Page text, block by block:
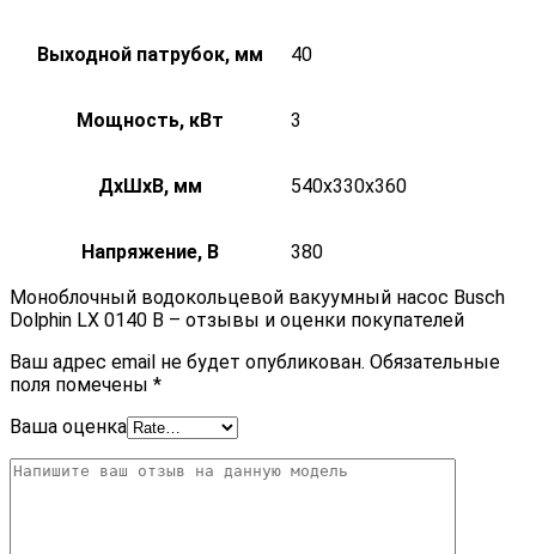
Выходной патрубок, мм 40
Мощность, кВт 3
ДxШxВ, мм 540x330x360
Напряжение, В
380
Моноблочный водокольцевой вакуумный насос Busch
Dolphin LX 0140 B – отзывы и оценки покупателей
Ваш адрес email не будет опубликован. Обязательные
поля помечены *
Ваша оценка